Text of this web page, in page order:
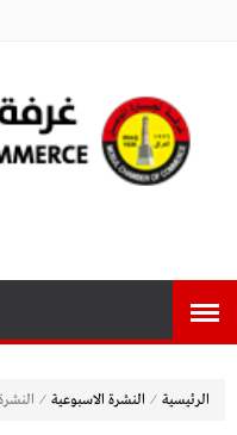
الرئيسية ⁄ النشرة الاسبوعية ⁄